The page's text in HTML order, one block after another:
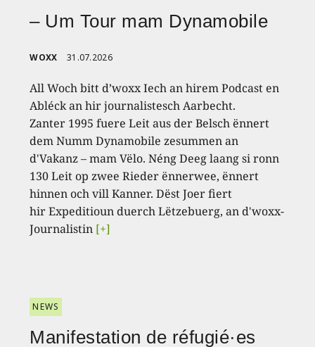
– Um Tour mam Dynamobile
WOXX 31.07.2026
All Woch bitt d’woxx Iech an hirem Podcast en
Abléck an hir journalistesch Aarbecht.
Zanter 1995 fuere Leit aus der Belsch ënnert
dem Numm Dynamobile zesummen an
d'Vakanz – mam Vëlo. Néng Deeg laang si ronn
130 Leit op zwee Rieder ënnerwee, ënnert
hinnen och vill Kanner. Dëst Joer fiert
hir Expeditioun duerch Lëtzebuerg, an d'woxx-
Journalistin [+]
NEWS
Manifestation de réfugié·es